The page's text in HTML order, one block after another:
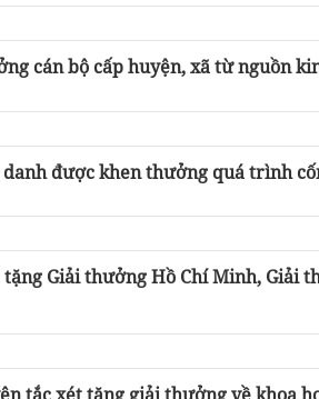
cán bộ cấp huyện, xã từ nguồn
danh được khen thưởng quá trình
Giải thưởng Hồ Chí Minh, Giải